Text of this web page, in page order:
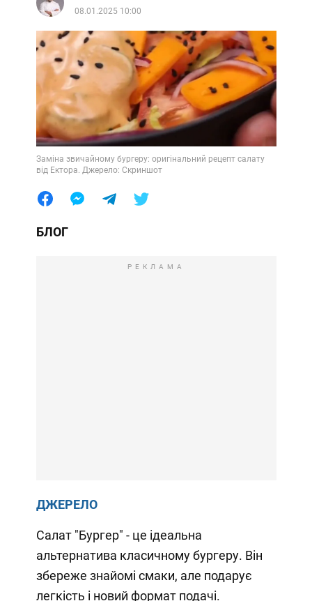
08.01.2025 10:00
Заміна звичайному бургеру: оригінальний рецепт салату
від Ектора. Джерело: Скриншот
БЛОГ
РЕКЛАМА
ДЖЕРЕЛО
Салат "Бургер" - це ідеальна
альтернатива класичному бургеру. Він
збереже знайомі смаки, але подарує
легкість і новий формат подачі.